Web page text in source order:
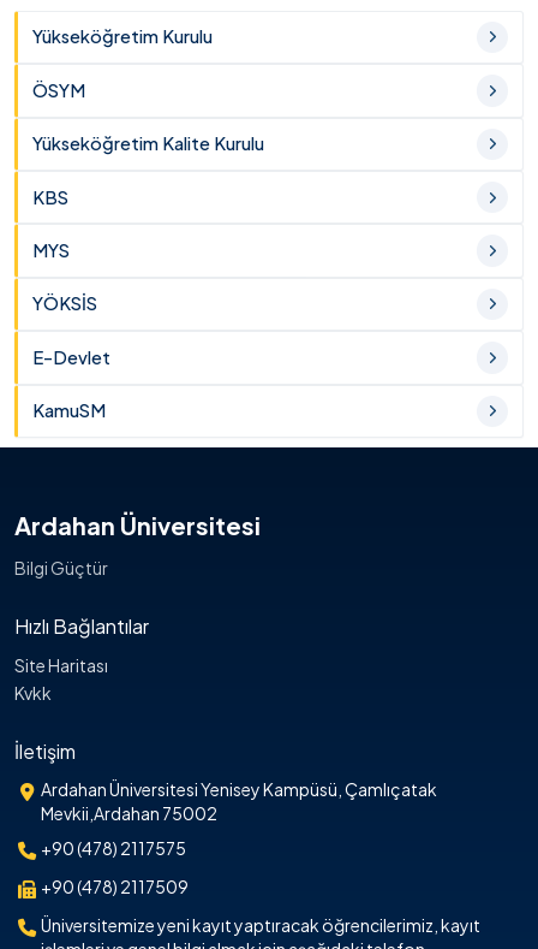
Yükseköğretim Kurulu
ÖSYM
Yükseköğretim Kalite Kurulu
KBS
MYS
YÖKSİS
E-Devlet
KamuSM
Ardahan Üniversitesi
Bilgi Güçtür
Hızlı Bağlantılar
Site Haritası
Kvkk
İletişim
Ardahan Üniversitesi Yenisey Kampüsü, Çamlıçatak
Mevkii,Ardahan 75002
+90 (478) 2117575
+90 (478) 2117509
Üniversitemize yeni kayıt yaptıracak öğrencilerimiz, kayıt